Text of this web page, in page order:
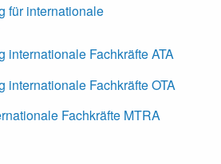
für internationale
internationale Fachkräfte ATA
internationale Fachkräfte OTA
Fachkräfte MTRA